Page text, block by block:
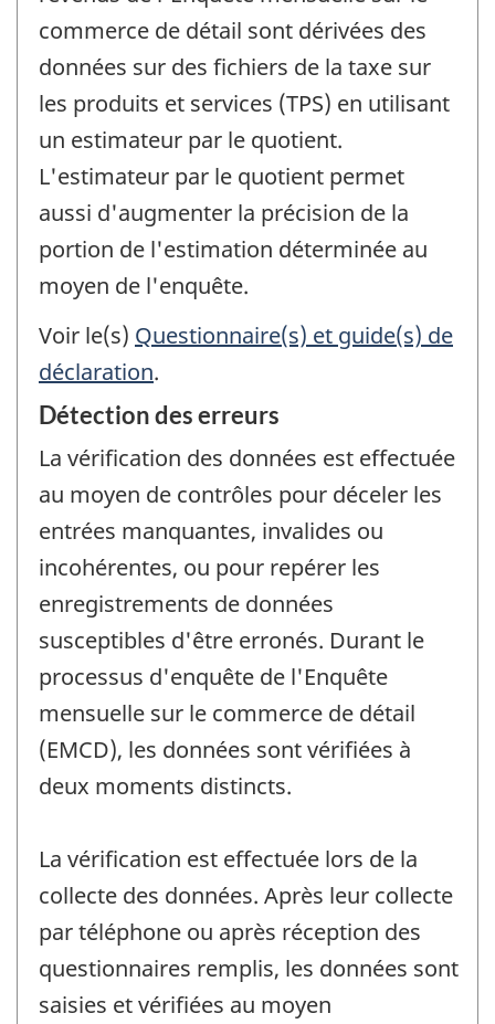
commerce de détail sont dérivées des
données sur des fichiers de la taxe sur
les produits et services (TPS) en utilisant
un estimateur par le quotient.
L'estimateur par le quotient permet
aussi d'augmenter la précision de la
portion de l'estimation déterminée au
moyen de l'enquête.
Voir le(s) Questionnaire(s) et guide(s) de
déclaration.
Détection des erreurs
La vérification des données est effectuée
au moyen de contrôles pour déceler les
entrées manquantes, invalides ou
incohérentes, ou pour repérer les
enregistrements de données
susceptibles d'être erronés. Durant le
processus d'enquête de l'Enquête
mensuelle sur le commerce de détail
(EMCD), les données sont vérifiées à
deux moments distincts.
La vérification est effectuée lors de la
collecte des données. Après leur collecte
par téléphone ou après réception des
questionnaires remplis, les données sont
saisies et vérifiées au moyen